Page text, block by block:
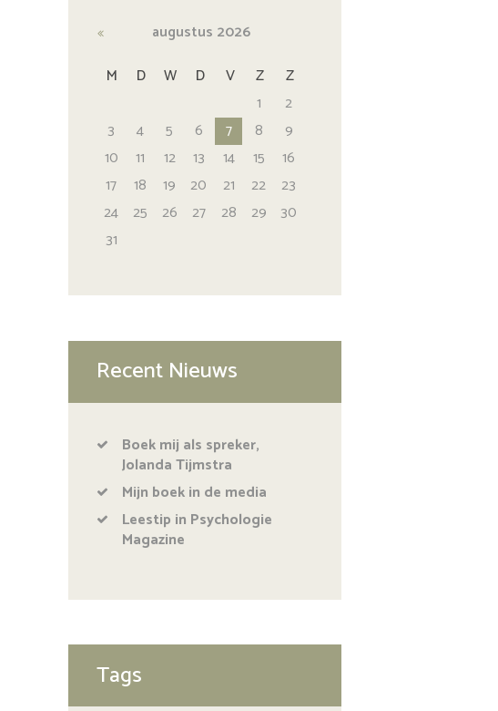
augustus 2026
M
D W D V Z
Z
1
2
3
4 5 6 7 8
9
10
11 12 13 14 15
16
17
18 19 20 21 22
23
24
25 26 27 28 29
30
31
Recent Nieuws
Boek mij als spreker,
Jolanda Tijmstra
Mijn boek in de media
Leestip in Psychologie
Magazine
Tags